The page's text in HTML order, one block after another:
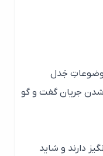
دهند، ابتدا
صبر کنید
کافی خالی